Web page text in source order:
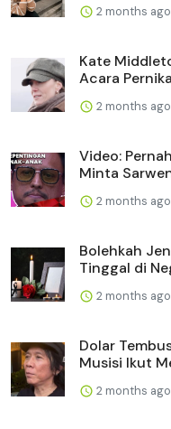
2 months ago
Kate
Acara
2 months ago
Video:
Minta
2 months ago
Bolehkah
Tinggal di
2 months ago
Dolar
Musisi Ikut
2 months ago